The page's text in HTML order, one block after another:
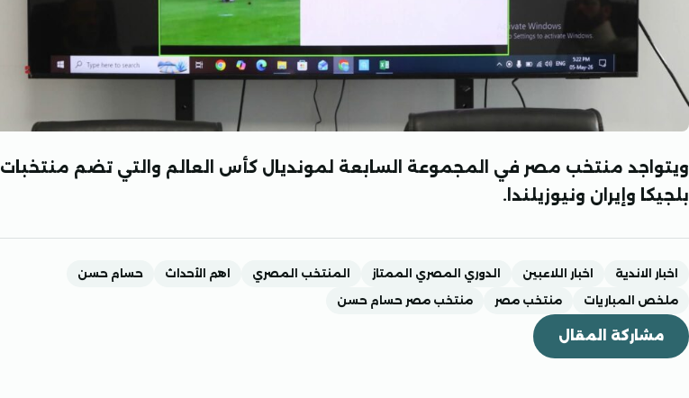
ويتواجد منتخب مصر في المجموعة السابعة لمونديال كأس العالم والتي تضم منتخبات
بلجيكا وإيران ونيوزيلندا.
اخبار الاندية اخبار اللاعبين الدوري المصري الممتاز المنتخب المصري اهم الأحداث
حسام حسن
ملخص المباريات
منتخب مصر منتخب مصر حسام حسن
مشاركة المقال